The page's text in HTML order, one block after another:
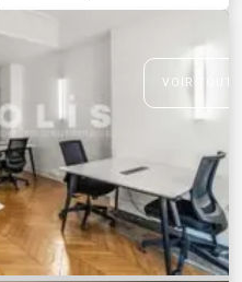
VOIR